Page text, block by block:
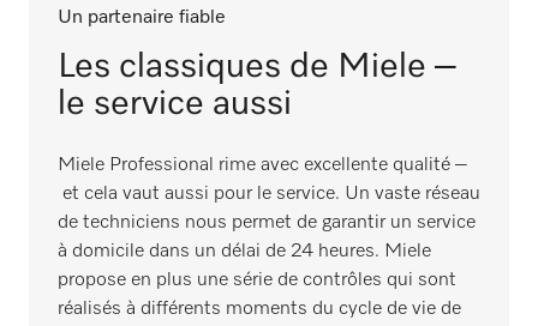
Un partenaire fiable
Les classiques de Miele –
le service aussi
Miele Professional rime avec excellente qualité –
et cela vaut aussi pour le service. Un vaste réseau
de techniciens nous permet de garantir un service
à domicile dans un délai de 24 heures. Miele
propose en plus une série de contrôles qui sont
réalisés à différents moments du cycle de vie de